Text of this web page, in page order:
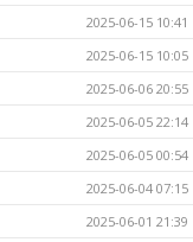
2025-06-15 10:41
2025-06-15 10:05
2025-06-06 20:55
2025-06-05 22:14
2025-06-05 00:54
2025-06-04 07:15
2025-06-01 21:39